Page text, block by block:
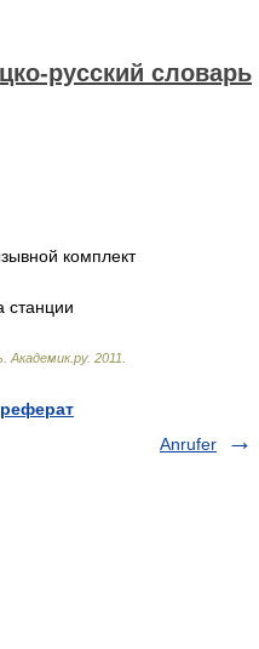
русский словарь
комплект
станции
Академик.ру. 2011
Anrufer